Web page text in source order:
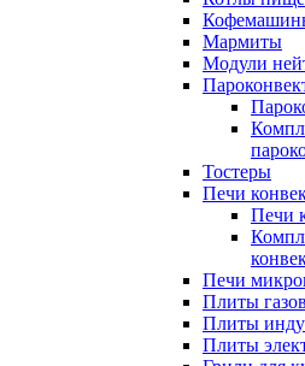
Мармиты
Модули
Тостеры
Печи
Печи
Печи
Плиты
Плиты
Плиты